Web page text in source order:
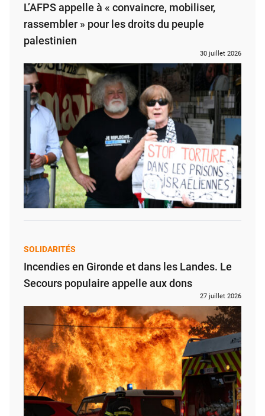
L’AFPS appelle à « convaincre, mobiliser,
rassembler » pour les droits du peuple
palestinien
30 juillet 2026
SOLIDARITÉS
Incendies en Gironde et dans les Landes. Le
Secours populaire appelle aux dons
27 juillet 2026